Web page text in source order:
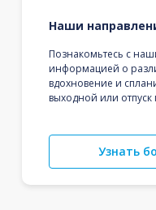
Наши
Познакомьтесь с
информацией о
вдохновение и
выходной или отпуск
Узнать